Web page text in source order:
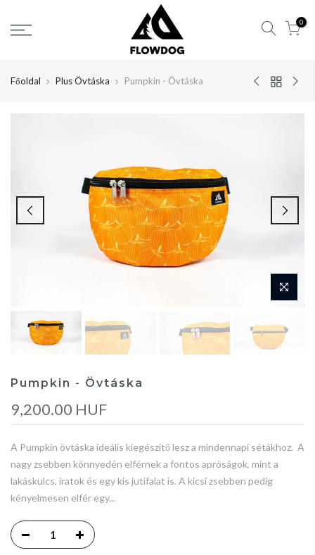
átlépése
0
Főoldal Plus Övtáska Pumpkin - Övtáska
Pumpkin - Övtáska
9,200.00 HUF
A Pumpkin övtáska ideális kiegészítő lesz a mindennapi sétákhoz. A
nagy zsebben könnyedén elférnek a fontos apróságok, mint a
lakáskulcs, iratok és egy kis jutifalat is. A kicsi zsebben pedig
kényelmesen elfér egy...